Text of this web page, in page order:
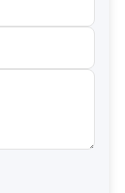
đảm bảo an
bộ lọc để